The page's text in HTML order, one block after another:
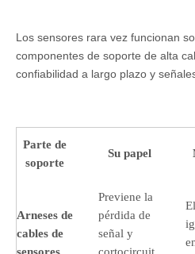
Los sensores rara vez funcionan
componentes de soporte de alta
confiabilidad a largo plazo y
Parte de
soporte
Su papel
Arneses de
cables de
Previene la
pérdida de
señal y